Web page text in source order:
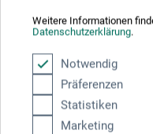
Weitere Informationen
Datenschutzerklärung.
Notwendig
Präferenzen
Statistiken
Marketing